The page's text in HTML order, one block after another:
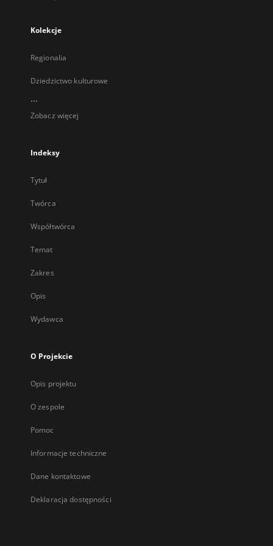
Kolekcje
Regionalia
Dziedzictwo kulturowe
...
Zobacz więcej
Indeksy
Tytuł
Twórca
Współtwórca
Temat
Zakres
Opis
Wydawca
O Projekcie
Opis projektu
O zespole
Pomoc
Informacje techniczne
Dane kontaktowe
Deklaracja dostępności